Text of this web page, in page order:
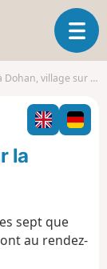
O
u
i
r
l
g
village sur la Semois
la
sept que
au rendez-